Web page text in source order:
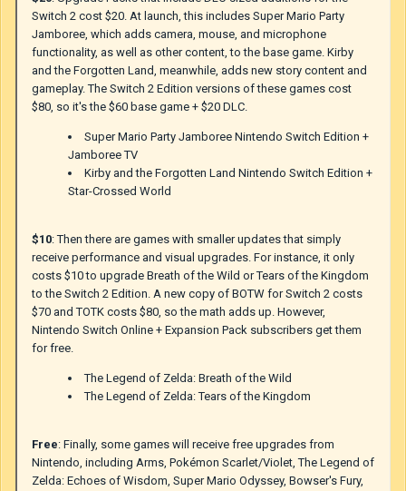
Switch 2 cost $20. At launch, this includes Super Mario Party
Jamboree, which adds camera, mouse, and microphone
functionality, as well as other content, to the base game. Kirby
and the Forgotten Land, meanwhile, adds new story content and
gameplay. The Switch 2 Edition versions of these games cost
$80, so it's the $60 base game + $20 DLC.
Super Mario Party Jamboree Nintendo Switch Edition +
Jamboree TV
Kirby and the Forgotten Land Nintendo Switch Edition +
Star-Crossed World
$10: Then there are games with smaller updates that simply
receive performance and visual upgrades. For instance, it only
costs $10 to upgrade Breath of the Wild or Tears of the Kingdom
to the Switch 2 Edition. A new copy of BOTW for Switch 2 costs
$70 and TOTK costs $80, so the math adds up. However,
Nintendo Switch Online + Expansion Pack subscribers get them
for free.
The Legend of Zelda: Breath of the Wild
The Legend of Zelda: Tears of the Kingdom
Free: Finally, some games will receive free upgrades from
Nintendo, including Arms, Pokémon Scarlet/Violet, The Legend of
Zelda: Echoes of Wisdom, Super Mario Odyssey, Bowser's Fury,